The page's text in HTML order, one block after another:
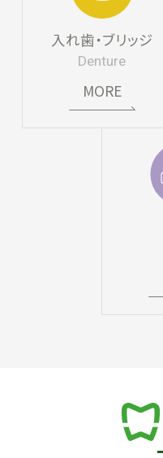
入れ歯・ブリッジ
Denture
MORE